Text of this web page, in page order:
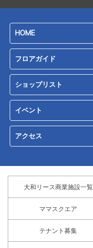
HOME
フロアガイド
ショップリスト
イベント
アクセス
大和リース商業施設一覧
ママスクエア
テナント募集